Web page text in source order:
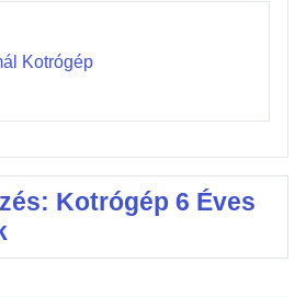
Kotrógép
Kotrógép 6 Éves